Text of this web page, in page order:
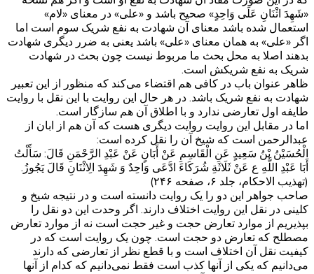
«شَهِدَ اثْنَانِ عَلَى وَاحِدٍ» صحیح باشد و «علی» در معنای «لام»
استعمال شده باشد معنای آن شهادت به نفع شریک سوم است اما
اگر «علی» به همان معنای «علی» باشد یعنی به ضرر دیگری شهادت
بدهند اصلا به محل بحث ما مربوط نیست چون بحث در شهادت
شریک به نفع شریکش است.
ظاهر عنوان باب در کافی هم اقتضاء می‌کند که منظور از این تعبیر
شهادت به نفع شریک باشد. در هر حال این روایت با این نقل با روایت
طایفه اول تعارضی ندارد و با اطلاق آن هم سازگار است.
اما در مقابل این روایت روایت دیگری هست که آن هم از ابان از
عبدالرحمن است که شیخ آن را نقل کرده است:
الْحُسَيْنُ بْنُ سَعِيدٍ عَنِ الْقَاسِمِ عَنْ أَبَانٍ عَنْ عَبْدِ الرَّحْمَنِ قَالَ: سَأَلْتُ
أَبَا عَبْدِ اللَّهِ ع عَنْ ثَلَاثَةِ شُرَكَاءَ ادَّعَى وَاحِدٌ وَ شَهِدَ الِاثْنَانِ قَالَ يَجُوزُ.
(تهذیب الاحکام، جلد ۶، صفحه ۲۴۶)
صاحب جواهر این دو را یک روایت دانسته است و در نتیجه شیخ و
کلینی در نقل این روایت اختلاف دارند. اگر وحدت این دو نقل را
بپذیریم از موارد تعارض حجت و غیر حجت است نه از موارد تعارض
مصطلح که تعارض دو حجت است. چون یک روایت است که در
کیفیت نقل آن اختلاف است و با قطع نظر از تعارضی که دارند
می‌دانیم که یکی از آنها کذب است فقط نمی‌دانیم که کدام از آنها